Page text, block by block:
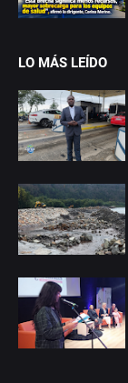
LO MÁS LEÍDO